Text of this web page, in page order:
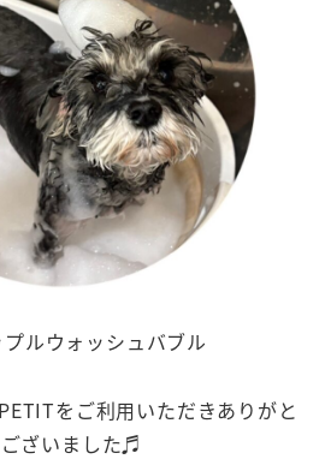
ルウォッシュバブル
をご利用いただきありがと
ざいました♬